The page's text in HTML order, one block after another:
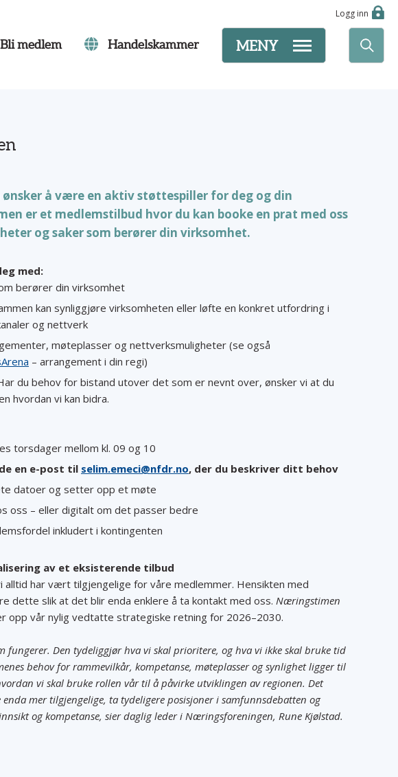
Logg inn
MENY
Bli medlem Handelskammer
å være en aktiv støttespiller for deg og din
er et medlemstilbud hvor du kan booke en prat med oss
og saker som berører din virksomhet.
med:
berører din virksomhet
kan synliggjøre virksomheten eller løfte en konkret utfordring i
og nettverk
møteplasser og nettverksmuligheter (se også
– arrangement i din regi)
du behov for bistand utover det som er nevnt over, ønsker vi at du
hvordan vi kan bidra.
torsdager mellom kl. 09 og 10
en e-post til selim.emeci@nfdr.no, der du beskriver ditt behov
datoer og setter opp et møte
oss – eller digitalt om det passer bedre
inkludert i kontingenten
av et eksisterende tilbud
alltid har vært tilgjengelige for våre medlemmer. Hensikten med
dette slik at det blir enda enklere å ta kontakt med oss. Næringstimen
opp vår nylig vedtatte strategiske retning for 2026–2030.
fungerer. Den tydeliggjør hva vi skal prioritere, og hva vi ikke skal bruke tid
behov for rammevilkår, kompetanse, møteplasser og synlighet ligger til
vi skal bruke rollen vår til å påvirke utviklingen av regionen. Det
mer tilgjengelige, ta tydeligere posisjoner i samfunnsdebatten og
og kompetanse, sier daglig leder i Næringsforeningen, Rune Kjølstad.